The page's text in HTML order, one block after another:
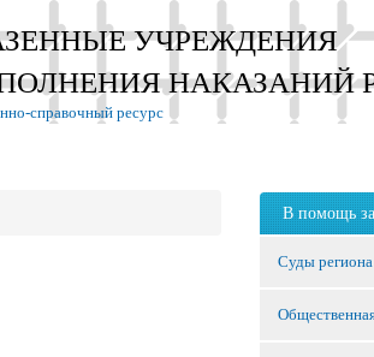
УЧРЕЖДЕНИЯ
НАКАЗАНИЙ
справочный ресурс
В помощь
Суды региона